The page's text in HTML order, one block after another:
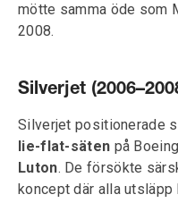
mötte samma öde som
2008.
Silverjet
Silverjet positionerade
lie-flat-säten på
Luton. De försökte
koncept där alla